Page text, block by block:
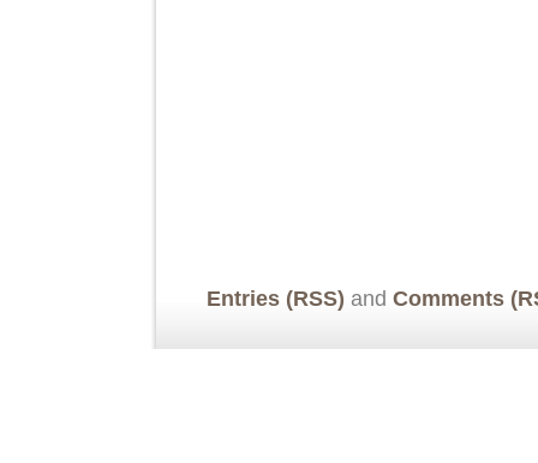
Entries (RSS) and Comments